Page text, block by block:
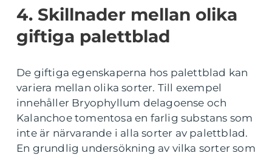
4. Skillnader mellan olika
giftiga palettblad
De giftiga egenskaperna hos palettblad kan
variera mellan olika sorter. Till exempel
innehåller Bryophyllum delagoense och
Kalanchoe tomentosa en farlig substans som
inte är närvarande i alla sorter av palettblad.
En grundlig undersökning av vilka sorter som